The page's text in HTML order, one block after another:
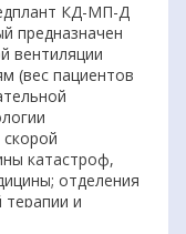
КД-МП-Д
предназначен
вентиляции
(вес пациентов
катастроф,
отделения
терапии и
дома и т.д.